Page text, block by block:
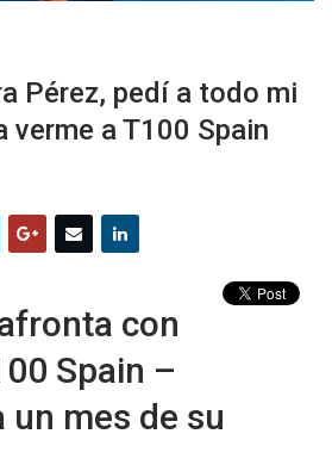
Pérez, pedí a todo mi
verme a T100 Spain
con
Spain –
un mes de su